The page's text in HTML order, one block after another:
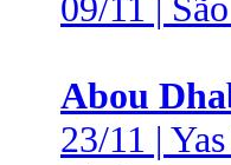
Abou
23/11 |